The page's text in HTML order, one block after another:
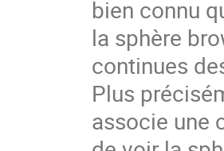
bien connu
la sphère
continues
Plus
associe une